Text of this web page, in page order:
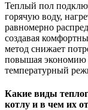
Теплый пол
горячую воду,
равномерно
создавая
метод снижает
повышая экономию
температурный
Какие виды
котлу и в чем их